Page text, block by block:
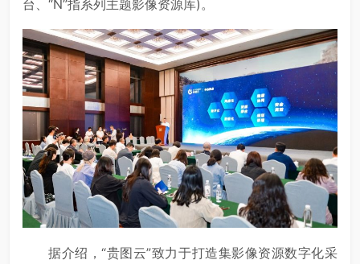
台、“N”指系列主题影像资源库)。
据介绍，“贵图云”致力于打造集影像资源数字化采